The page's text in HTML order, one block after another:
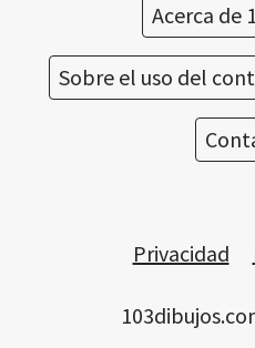
Acerca de
Sobre el uso del
Privacidad